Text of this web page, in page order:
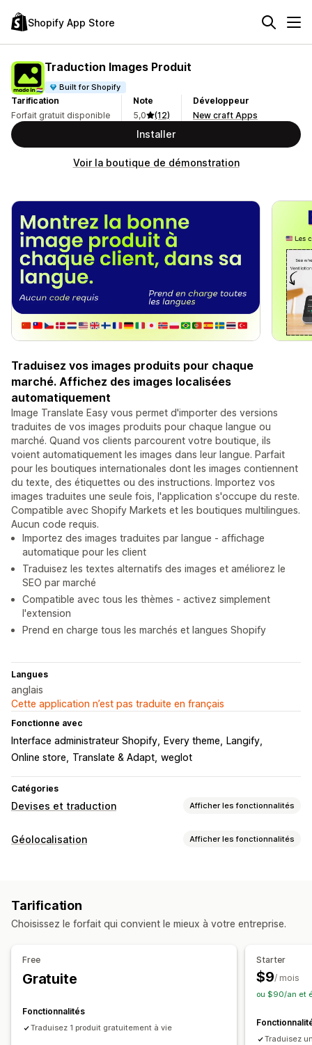
Shopify App Store
Traduction Images Produit
Built for Shopify
Tarification
Forfait gratuit disponible
Note
5,0
(12)
Développeur
New craft Apps
Installer
Voir la boutique de démonstration
Traduisez vos images produits pour chaque
marché. Affichez des images localisées
automatiquement
Image Translate Easy vous permet d'importer des versions
traduites de vos images produits pour chaque langue ou
marché. Quand vos clients parcourent votre boutique, ils
voient automatiquement les images dans leur langue. Parfait
pour les boutiques internationales dont les images contiennent
du texte, des étiquettes ou des instructions. Importez vos
images traduites une seule fois, l'application s'occupe du reste.
Compatible avec Shopify Markets et les boutiques multilingues.
Aucun code requis.
Importez des images traduites par langue - affichage
automatique pour les client
Traduisez les textes alternatifs des images et améliorez le
SEO par marché
Compatible avec tous les thèmes - activez simplement
l'extension
Prend en charge tous les marchés et langues Shopify
Langues
anglais
Cette application n’est pas traduite en français
Fonctionne avec
Interface administrateur Shopify Every theme
Langify
Online store
Translate & Adapt weglot
Catégories
Devises et traduction Afficher les fonctionnalités
Traduction en plusieurs langues
Traduction manuelle
Traduction SEO
Traduction professionnelle
Design du sélecteur
Géolocalisation Afficher les fonctionnalités
Tarification
Choisissez le forfait qui convient le mieux à votre entreprise.
Free
Gratuite
Fonctionnalités
Traduisez 1 produit gratuitement à vie
Starter
$9/ mois
ou $90/an et
Traduisez